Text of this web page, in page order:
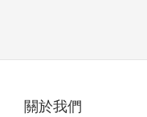
關於我們